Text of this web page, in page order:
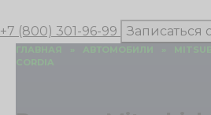
+7 (800) 301-96-99 Записаться
ГЛАВНАЯ » АВТОМОБИЛИ »
CORDIA